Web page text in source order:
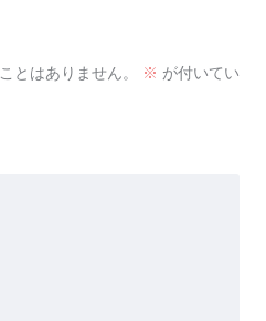
とはありません。 ※ が付いてい